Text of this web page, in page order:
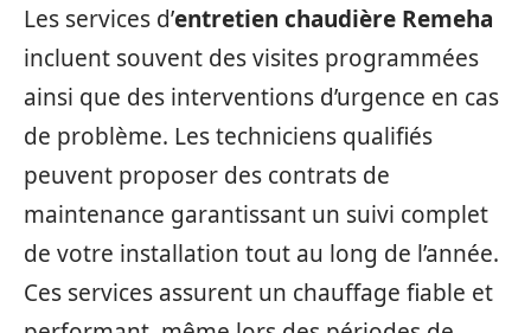
Les services d’entretien chaudière Remeha
incluent souvent des visites programmées
ainsi que des interventions d’urgence en cas
de problème. Les techniciens qualifiés
peuvent proposer des contrats de
maintenance garantissant un suivi complet
de votre installation tout au long de l’année.
Ces services assurent un chauffage fiable et